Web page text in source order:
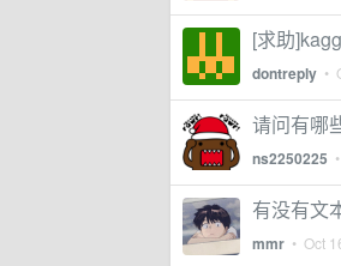
[求助
dontreply •
请问有哪
ns2250225 •
有没有文
mmr • Oct